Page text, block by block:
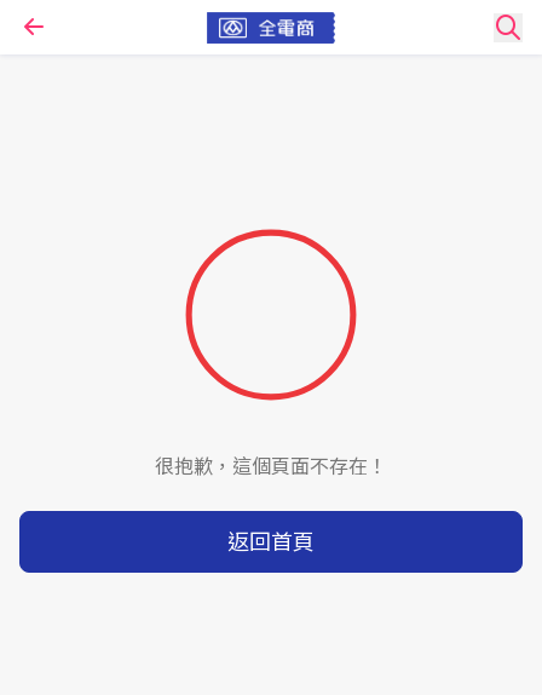
很抱歉，這個頁面不存在！
返回首頁